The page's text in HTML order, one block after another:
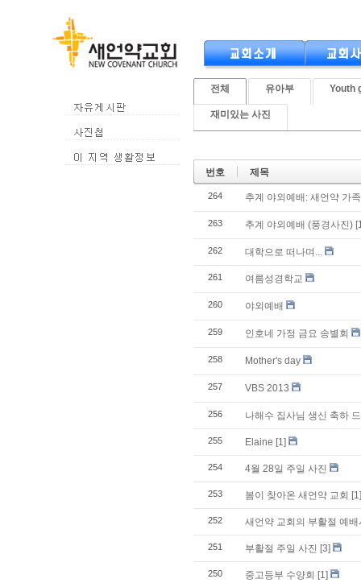
전체 유아부 Youth
재미있는 사진
번호 제목
264 추계 야외예배: 새언약 가족
263 추계 야외예배 (풍경사진)
262 대학으로 떠나며...
261 여름성경학교
260 야외예배
259 인호네 가정 금요 송별회
258 Mother's day
257 VBS 2013
256 나해수 집사님 생신 축하
255 Elaine [1]
254 4월 28일 주일 사진
253 봄이 찾아온 새언약 교회 [1]
252 새언약 교회의 부활절 예
251 부활절 주일 사진 [3]
250 중고등부 수양회 [1]